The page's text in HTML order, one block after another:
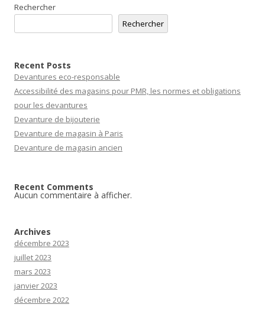
Rechercher
Rechercher
Recent Posts
Devantures eco-responsable
Accessibilité des magasins pour PMR, les normes et obligations
pour les devantures
Devanture de bijouterie
Devanture de magasin à Paris
Devanture de magasin ancien
Recent Comments
Aucun commentaire à afficher.
Archives
décembre 2023
juillet 2023
mars 2023
janvier 2023
décembre 2022